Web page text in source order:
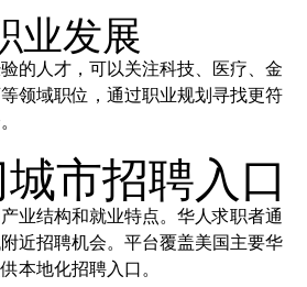
业发展
的人才，可以关注科技、医疗、金
领域职位，通过职业规划寻找更符
市招聘入口
业结构和就业特点。华人求职者通
近招聘机会。平台覆盖美国主要华
本地化招聘入口。